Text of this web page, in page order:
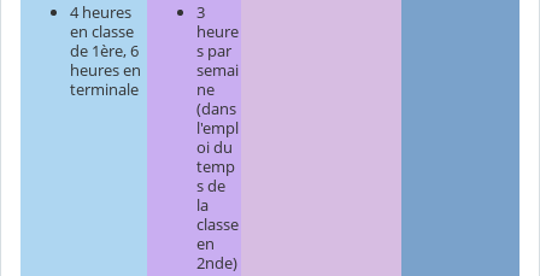
4 heures
en classe
de 1ère, 6
heures en
terminale
3
heure
s par
semai
ne
(dans
l'empl
oi du
temp
s de
la
classe
en
2nde)